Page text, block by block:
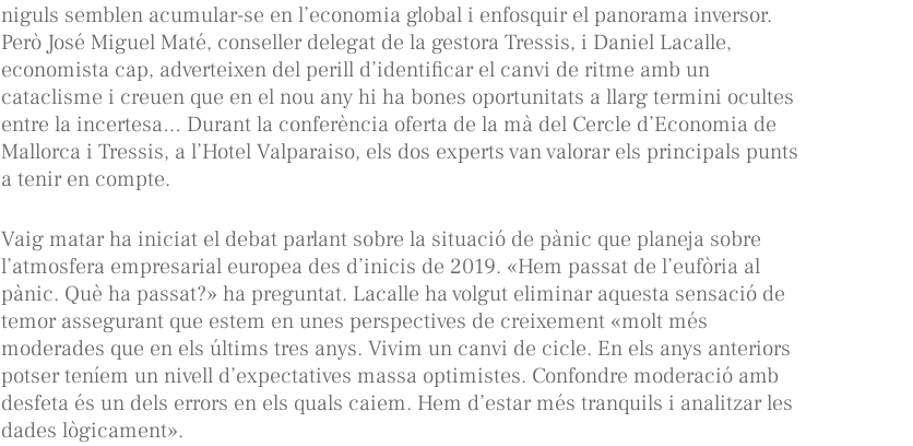
niguls semblen acumular-se en l’economia global i enfosquir el panorama inversor.
Però José Miguel Maté, conseller delegat de la gestora Tressis, i Daniel Lacalle,
economista cap, adverteixen del perill d’identificar el canvi de ritme amb un
cataclisme i creuen que en el nou any hi ha bones oportunitats a llarg termini ocultes
entre la incertesa… Durant la conferència oferta de la mà del Cercle d’Economia de
Mallorca i Tressis, a l’Hotel Valparaiso, els dos experts van valorar els principals punts
a tenir en compte.
Vaig matar ha iniciat el debat parlant sobre la situació de pànic que planeja sobre
l’atmosfera empresarial europea des d’inicis de 2019. «Hem passat de l’eufòria al
pànic. Què ha passat?» ha preguntat. Lacalle ha volgut eliminar aquesta sensació de
temor assegurant que estem en unes perspectives de creixement «molt més
moderades que en els últims tres anys. Vivim un canvi de cicle. En els anys anteriors
potser teníem un nivell d’expectatives massa optimistes. Confondre moderació amb
desfeta és un dels errors en els quals caiem. Hem d’estar més tranquils i analitzar les
dades lògicament».